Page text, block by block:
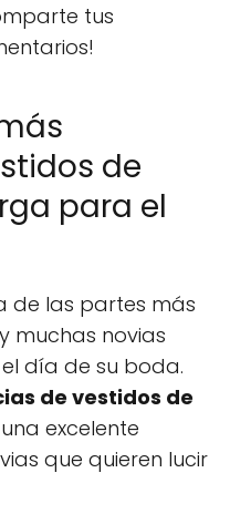
tus
de
para el
de las partes más
muchas novias
día de su boda.
de vestidos de
excelente
que quieren lucir